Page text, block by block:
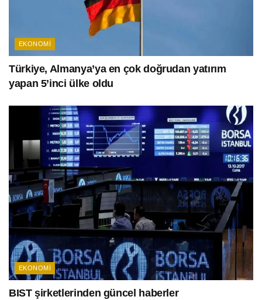
EKONOMI
Türkiye, Almanya’ya en çok doğrudan yatırım
yapan 5’inci ülke oldu
EKONOMI
BIST şirketlerinden güncel haberler